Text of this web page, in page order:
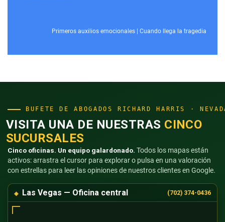
Primeros auxilios emocionales Cuando llega la tragedia
BUFETE DE ABOGADOS RICHARD HARRIS ·
VISITA UNA DE NUESTRAS CINCO
SUCURSALES
Cinco oficinas. Un equipo galardonado. Todos los mapas están
activos: arrastra el cursor para explorar o pulsa en una valoración
con estrellas para leer las opiniones de nuestros clientes en Google.
Las Vegas — Oficina central (702) 374-0436